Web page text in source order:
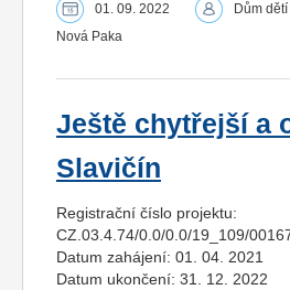
01. 09. 2022
Dům
Nová Paka
Ještě chytřejší a
Slavičín
Registrační číslo projektu:
CZ.03.4.74/0.0/0.0/19_109/
Datum zahájení: 01. 04. 2021
Datum ukončení: 31. 12. 2022